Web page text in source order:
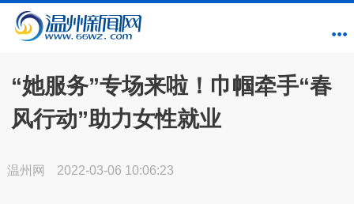
“她服务”专场来啦！巾帼牵手“春
风行动”助力女性就业
温州网 2022-03-06 10:06:23